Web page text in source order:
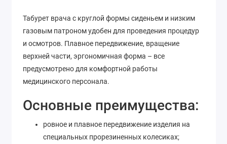
Табурет врача с круглой формы сиденьем и низким
газовым патроном удобен для проведения процедур
и осмотров. Плавное передвижение, вращение
верхней части, эргономичная форма – все
предусмотрено для комфортной работы
медицинского персонала.
Основные преимущества:
ровное и плавное передвижение изделия на
специальных прорезиненных колесиках;